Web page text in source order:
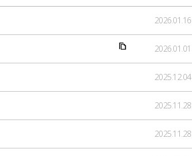
2026.01.16
2026.01.01
2025.12.04
2025.11.28
2025.11.28